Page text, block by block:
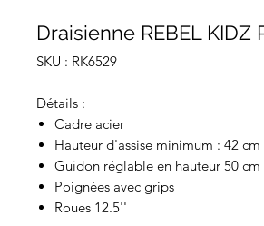
Draisienne REBEL KIDZ
SKU : RK6529
Détails :
Cadre acier
Hauteur d'assise minimum : 42 cm
Guidon réglable en hauteur 50 cm
Poignées avec grips
Roues 12.5''